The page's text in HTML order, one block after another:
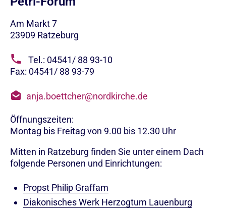
Am Markt 7
23909 Ratzeburg
Tel.: 04541/ 88 93-10
Fax: 04541/ 88 93-79
anja.boettcher@nordkirche.de
Öffnungszeiten:
Montag bis Freitag von 9.00 bis 12.30 Uhr
Mitten in Ratzeburg finden Sie unter einem Dach
folgende Personen und Einrichtungen:
Propst Philip Graffam
Diakonisches Werk Herzogtum Lauenburg